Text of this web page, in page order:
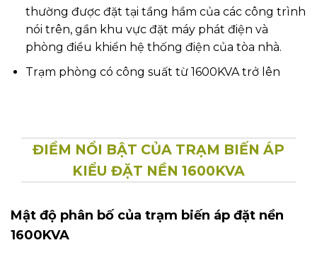
Không phổ biến và dễ thấy như trạm biến áp treo,
trạm biến áp giàn hay trạm biến áp trụ thép đơn
thân.
Trạm biến áp đặt nền chủ yếu được sử dụng trong
Hay trong các chung cư cao cấp lớn, các toàn nhà
văn phòng, các Building, tower…đối với trạm biến áp
kiểu kín hay trạm phòng. Các khu vực rất hạn chế
Việc sử dụng trạm biến áp đặt nền 1600KVA, cũng